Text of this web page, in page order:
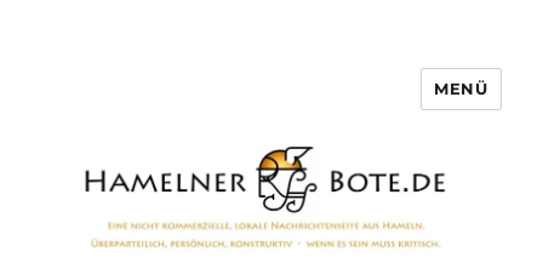
MENÜ